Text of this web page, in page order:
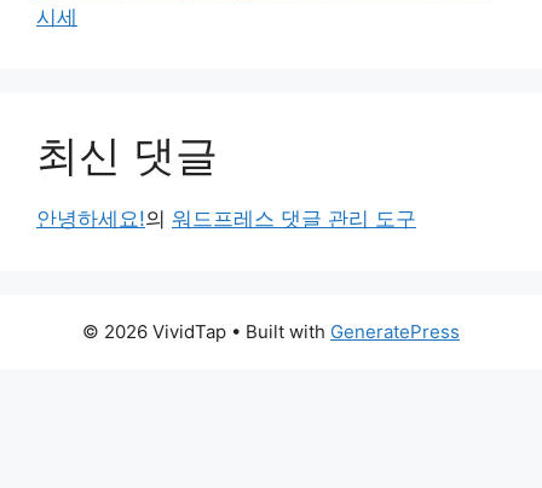
시세
최신 댓글
안녕하세요!의 워드프레스 댓글 관리 도구
© 2026 VividTap • Built with GeneratePress